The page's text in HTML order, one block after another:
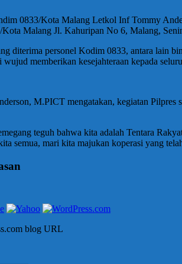
0833/Kota Malang Letkol Inf Tommy
Malang Jl. Kahuripan No 6, Malang,
diterima personel Kodim 0833, antara lain
wujud memberikan kesejahteraan kepada
M.PICT mengatakan, kegiatan Pilpres
teguh bahwa kita adalah Tentara
semua, mari kita majukan koperasi yang
blog URL